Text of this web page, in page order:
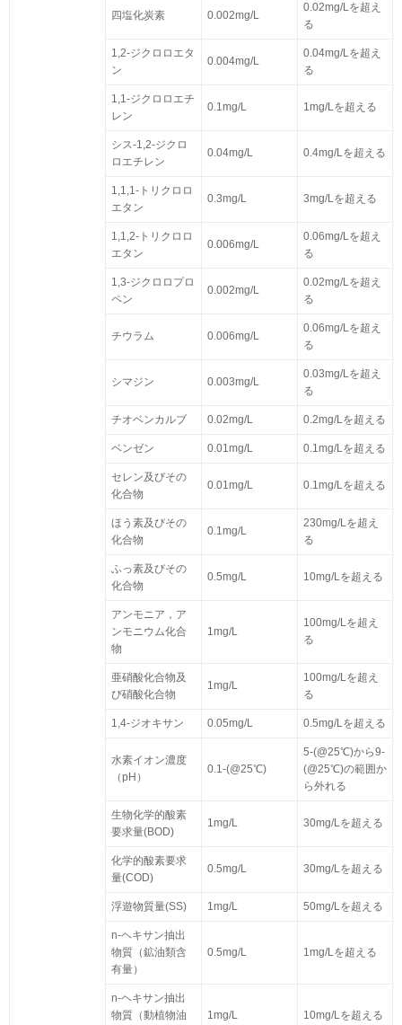
四塩化炭素 0.002mg/L
0.02mg/Lを超え
る
1,2-ジクロロエタ
ン
0.004mg/L
0.04mg/Lを超え
る
1,1-ジクロロエチ
レン
0.1mg/L 1mg/Lを超える
シス-1,2-ジクロ
ロエチレン
0.04mg/L 0.4mg/Lを超える
1,1,1-トリクロロ
エタン
0.3mg/L 3mg/Lを超える
1,1,2-トリクロロ
エタン
0.006mg/L
0.06mg/Lを超え
る
1,3-ジクロロプロ
ペン
0.002mg/L
0.02mg/Lを超え
る
チウラム 0.006mg/L
0.06mg/Lを超え
る
シマジン 0.003mg/L
0.03mg/Lを超え
る
チオベンカルブ 0.02mg/L 0.2mg/Lを超える
ベンゼン 0.01mg/L 0.1mg/Lを超える
セレン及びその
化合物
0.01mg/L 0.1mg/Lを超える
ほう素及びその
化合物
0.1mg/L
230mg/Lを超え
る
ふっ素及びその
化合物
0.5mg/L 10mg/Lを超える
アンモニア，ア
ンモニウム化合
物
1mg/L
100mg/Lを超え
る
亜硝酸化合物及
び硝酸化合物
1mg/L
100mg/Lを超え
る
1,4-ジオキサン 0.05mg/L 0.5mg/Lを超える
水素イオン濃度
（pH）
0.1-(@25℃)
5-(@25℃)から9-
(@25℃)の範囲か
ら外れる
生物化学的酸素
要求量(BOD)
1mg/L 30mg/Lを超える
化学的酸素要求
量(COD)
0.5mg/L 30mg/Lを超える
浮遊物質量(SS) 1mg/L 50mg/Lを超える
n-ヘキサン抽出
物質（鉱油類含
有量）
0.5mg/L 1mg/Lを超える
n-ヘキサン抽出
物質（動植物油
1mg/L 10mg/Lを超える